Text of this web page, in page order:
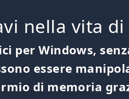
nella vita
per Windows,
essere
di memoria